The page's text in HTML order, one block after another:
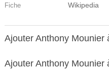
Fiche Wikipedia
Ajouter Anthony Mounier
Ajouter Anthony Mounier